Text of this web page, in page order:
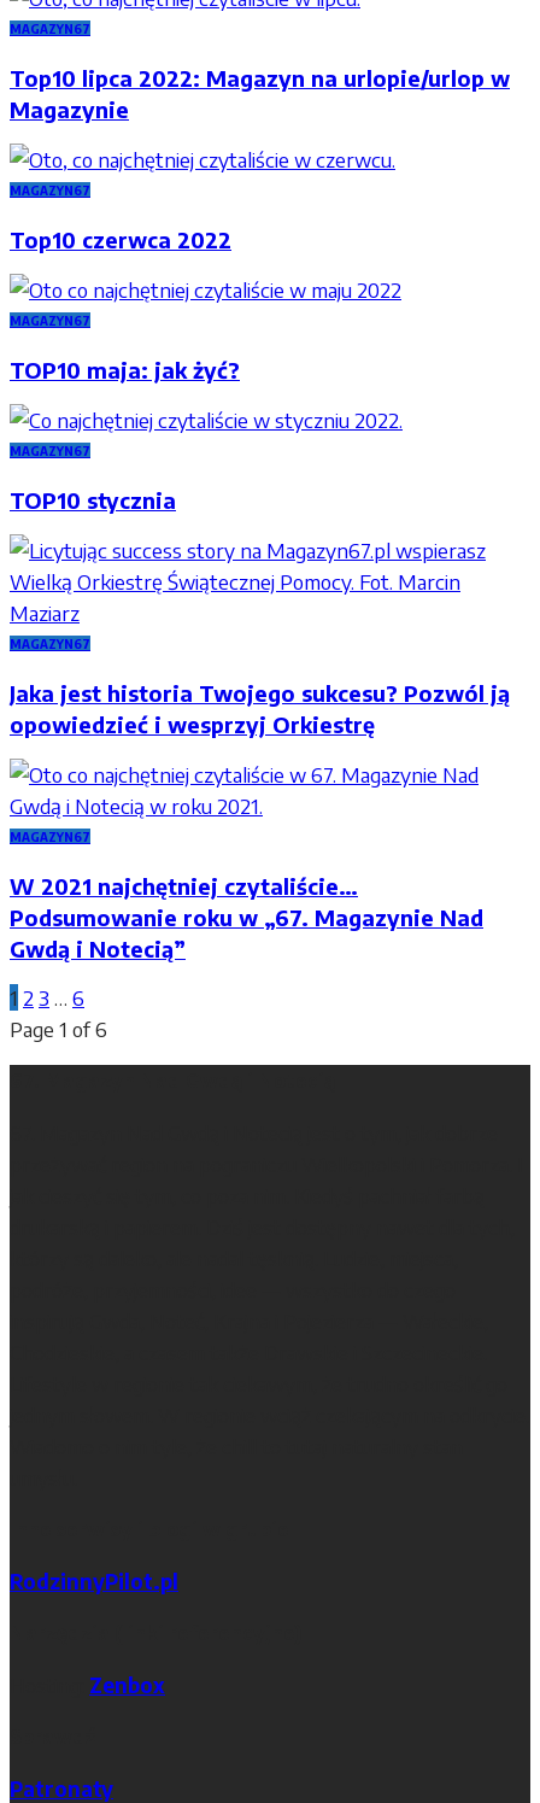
MAGAZYN67
Top10 lipca 2022: Magazyn na urlopie/urlop w
Magazynie
MAGAZYN67
Top10 czerwca 2022
MAGAZYN67
TOP10 maja: jak żyć?
MAGAZYN67
TOP10 stycznia
MAGAZYN67
Jaka jest historia Twojego sukcesu? Pozwól ją
opowiedzieć i wesprzyj Orkiestrę
MAGAZYN67
W 2021 najchętniej czytaliście…
Podsumowanie roku w „67. Magazynie Nad
Gwdą i Notecią”
1 23 … 6
Page 1 of 6
RodzinnyPilot.pl
Zenbox
Patronaty